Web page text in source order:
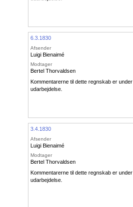
6.3.1830
Afsender
Luigi Bienaimé
Modtager
Bertel Thorvaldsen
Kommentarerne til dette regnskab er under
udarbejdelse.
3.4.1830
Afsender
Luigi Bienaimé
Modtager
Bertel Thorvaldsen
Kommentarerne til dette regnskab er under
udarbejdelse.